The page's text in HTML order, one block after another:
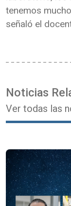
tenemos
señaló el
Noticias
Ver todas las